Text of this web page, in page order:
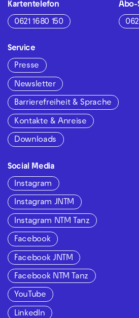
Kartentelefon
0621 1680 150
Abo-
Service
Presse
Newsletter
Barrierefreiheit & Sprache
Kontakte & Anreise
Downloads
Social Media
Instagram
Instagram JNTM
Instagram NTM Tanz
Facebook
Facebook JNTM
Facebook NTM Tanz
YouTube
LinkedIn